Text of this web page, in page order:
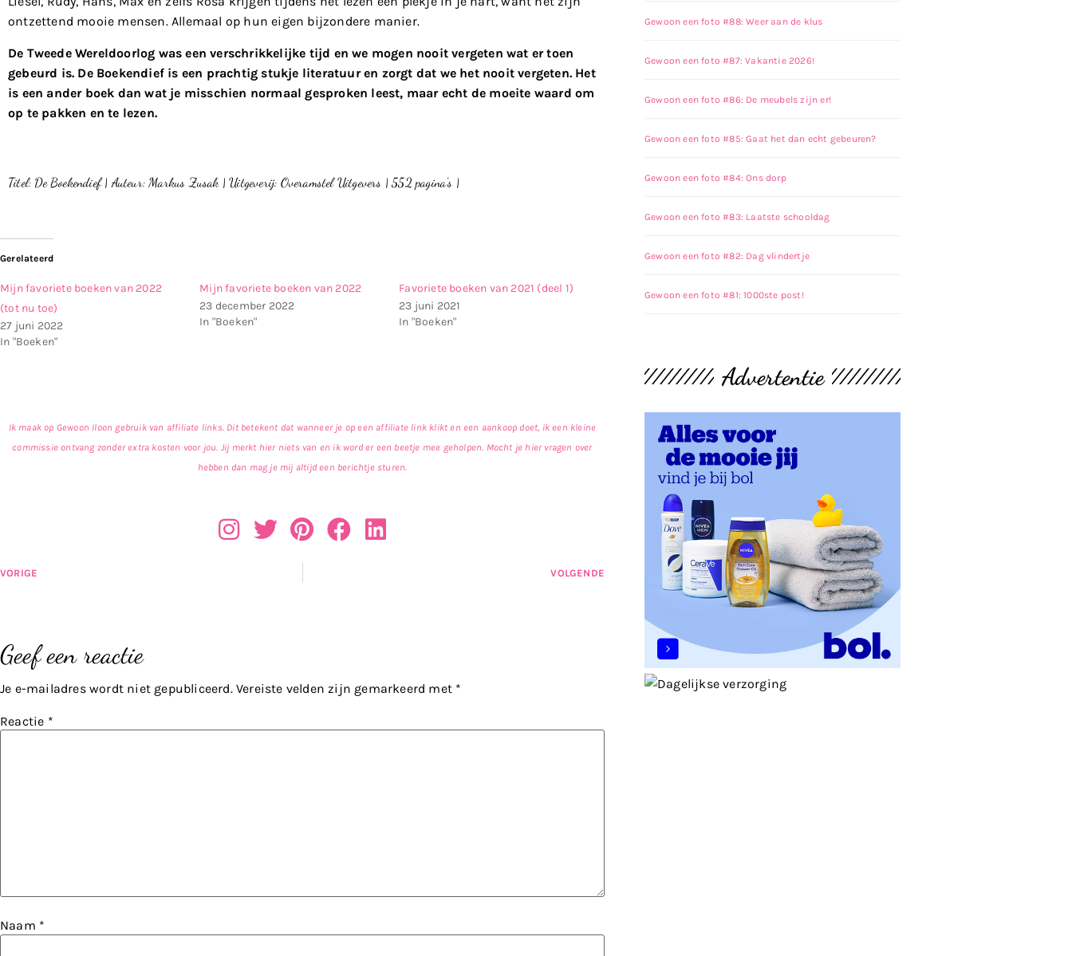
ontzettend mooie mensen. Allemaal op hun eigen bijzondere manier.
De Tweede Wereldoorlog was een verschrikkelijke tijd en we mogen nooit vergeten wat er toen
gebeurd is. De Boekendief is een prachtig stukje literatuur en zorgt dat we het nooit vergeten. Het
is een ander boek dan wat je misschien normaal gesproken leest, maar echt de moeite waard om
op te pakken en te lezen.
Titel: De Boekendief | Auteur: Markus Zusak | Uitgeverij: Overamstel Uitgevers | 552 pagina’s |
Gerelateerd
Mijn favoriete boeken van 2022
(tot nu toe)
27 juni 2022
In "Boeken"
Mijn favoriete boeken van 2022
23 december 2022
In "Boeken"
Favoriete boeken van 2021 (deel 1)
23 juni 2021
In "Boeken"
Ik maak op Gewoon Iloon gebruik van affiliate links. Dit betekent dat wanneer je op een affiliate link klikt en een aankoop doet, ik een kleine
commissie ontvang zonder extra kosten voor jou. Jij merkt hier niets van en ik word er een beetje mee geholpen. Mocht je hier vragen over
hebben dan mag je mij altijd een berichtje sturen.
VORIGE VOLGENDE
Geef een reactie
Je e-mailadres wordt niet gepubliceerd. Vereiste velden zijn gemarkeerd met *
Reactie *
Naam *
Gewoon een foto #88: Weer aan de klus
Gewoon een foto #87: Vakantie 2026!
Gewoon een foto #86: De meubels zijn er!
Gewoon een foto #85: Gaat het dan echt gebeuren?
Gewoon een foto #84: Ons dorp
Gewoon een foto #83: Laatste schooldag
Gewoon een foto #82: Dag vlindertje
Gewoon een foto #81: 1000ste post!
Advertentie